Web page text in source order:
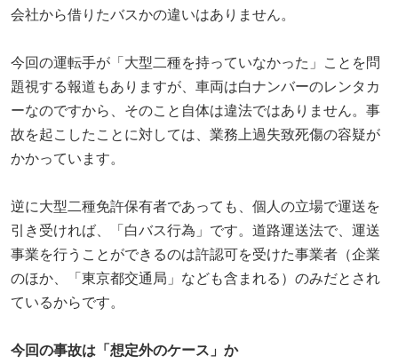
会社から借りたバスかの違いはありません。
今回の運転手が「大型二種を持っていなかった」ことを問
題視する報道もありますが、車両は白ナンバーのレンタカ
ーなのですから、そのこと自体は違法ではありません。事
故を起こしたことに対しては、業務上過失致死傷の容疑が
かかっています。
逆に大型二種免許保有者であっても、個人の立場で運送を
引き受ければ、「白バス行為」です。道路運送法で、運送
事業を行うことができるのは許認可を受けた事業者（企業
のほか、「東京都交通局」なども含まれる）のみだとされ
ているからです。
今回の事故は「想定外のケース」か